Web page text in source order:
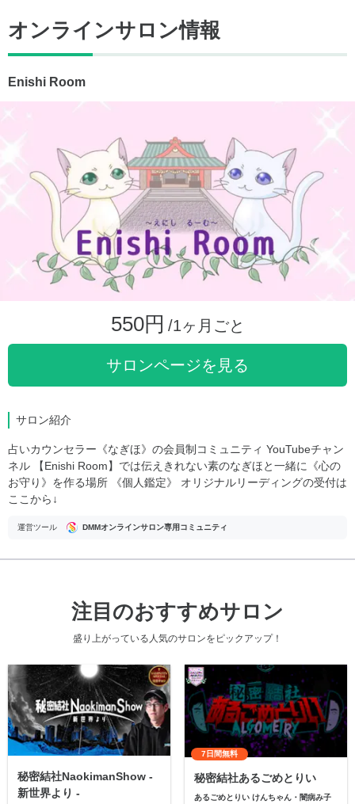
オンラインサロン情報
Enishi Room
550円 /1ヶ月ごと
サロンページを見る
サロン紹介
占いカウンセラー《なぎほ》の会員制コミュニティ YouTubeチャン
ネル 【Enishi Room】では伝えきれない素のなぎほと一緒に《心の
お守り》を作る場所 《個人鑑定》 オリジナルリーディングの受付は
ここから↓
運営ツール DMMオンラインサロン専用コミュニティ
注目のおすすめサロン
盛り上がっている人気のサロンをピックアップ！
秘密結社NaokimanShow -
新世界より -
7日間無料
秘密結社あるごめとりい
あるごめとりい けんちゃん・闇病み子